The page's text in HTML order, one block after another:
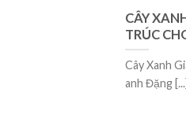
CÂY
TRÚC
Cây Xanh
anh Đặng [...]